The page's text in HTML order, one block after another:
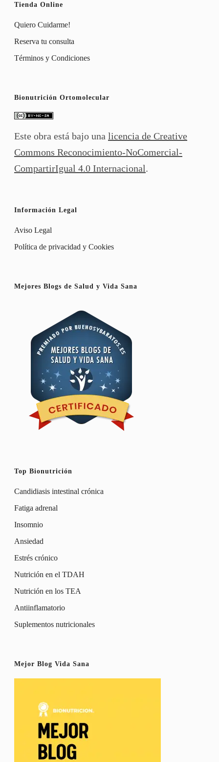
Tienda Online
Quiero Cuidarme!
Reserva tu consulta
Términos y Condiciones
Bionutrición Ortomolecular
Este obra está bajo una licencia de Creative
Commons Reconocimiento-NoComercial-
CompartirIgual 4.0 Internacional.
Información Legal
Aviso Legal
Política de privacidad y Cookies
Mejores Blogs de Salud y Vida Sana
Top Bionutrición
Candidiasis intestinal crónica
Fatiga adrenal
Insomnio
Ansiedad
Estrés crónico
Nutrición en el TDAH
Nutrición en los TEA
Antiinflamatorio
Suplementos nutricionales
Mejor Blog Vida Sana